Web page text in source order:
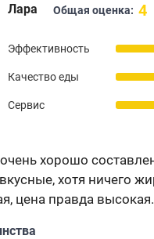
Лара Общая оценка: 4
Эффективность
Качество еды
Сервис
хорошо
хотя ничего
цена правда высокая.